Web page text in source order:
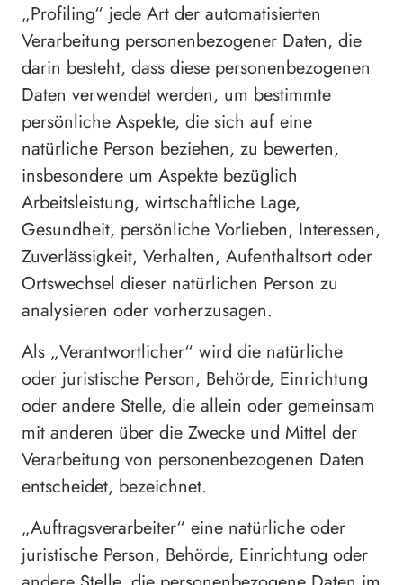
„Profiling“ jede Art der automatisierten
Verarbeitung personenbezogener Daten, die
darin besteht, dass diese personenbezogenen
Daten verwendet werden, um bestimmte
persönliche Aspekte, die sich auf eine
natürliche Person beziehen, zu bewerten,
insbesondere um Aspekte bezüglich
Arbeitsleistung, wirtschaftliche Lage,
Gesundheit, persönliche Vorlieben, Interessen,
Zuverlässigkeit, Verhalten, Aufenthaltsort oder
Ortswechsel dieser natürlichen Person zu
analysieren oder vorherzusagen.
Als „Verantwortlicher“ wird die natürliche
oder juristische Person, Behörde, Einrichtung
oder andere Stelle, die allein oder gemeinsam
mit anderen über die Zwecke und Mittel der
Verarbeitung von personenbezogenen Daten
entscheidet, bezeichnet.
„Auftragsverarbeiter“ eine natürliche oder
juristische Person, Behörde, Einrichtung oder